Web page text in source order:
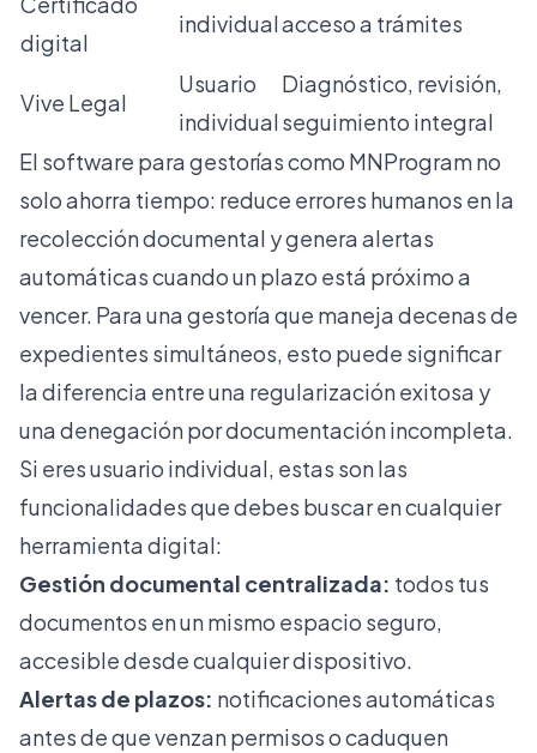
digital
individualacceso a trámites
Vive Legal
Usuario
individual
Diagnóstico, revisión,
seguimiento integral
El software para gestorías como MNProgram no
solo ahorra tiempo: reduce errores humanos en la
recolección documental y genera alertas
automáticas cuando un plazo está próximo a
vencer. Para una gestoría que maneja decenas de
expedientes simultáneos, esto puede significar
la diferencia entre una regularización exitosa y
una denegación por documentación incompleta.
Si eres usuario individual, estas son las
funcionalidades que debes buscar en cualquier
herramienta digital:
Gestión documental centralizada: todos tus
documentos en un mismo espacio seguro,
accesible desde cualquier dispositivo.
Alertas de plazos: notificaciones automáticas
antes de que venzan permisos o caduquen